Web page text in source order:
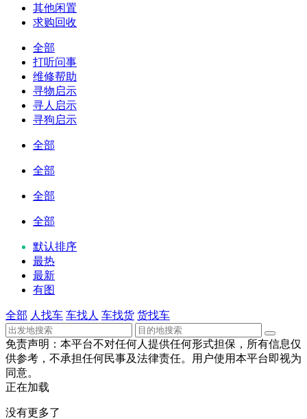
其他闲置
求购回收
全部
打听问事
维修帮助
寻物启示
寻人启示
寻狗启示
全部
全部
全部
全部
默认排序
最热
最新
有图
全部 人找车 车找人 车找货 货找车
免责声明：本平台不对任何人提供任何形式担保，所有信息仅
供参考，不承担任何民事及法律责任。用户使用本平台即视为
同意。
正在加载
没有更多了